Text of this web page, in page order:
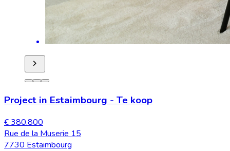
Project in Estaimbourg - Te koop
€ 380.800
Rue de la Muserie 15
7730 Estaimbourg